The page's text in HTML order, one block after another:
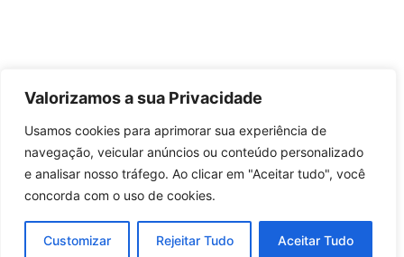
Valorizamos a sua Privacidade
Usamos cookies para aprimorar sua experiência de
navegação, veicular anúncios ou conteúdo personalizado
e analisar nosso tráfego. Ao clicar em "Aceitar tudo", você
concorda com o uso de cookies.
Customizar Rejeitar Tudo Aceitar Tudo